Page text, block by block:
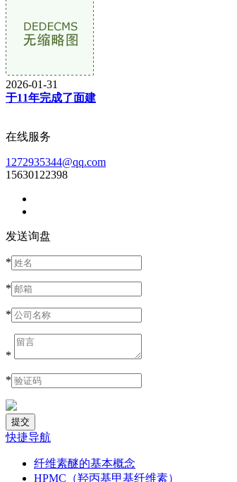
2026-01-31
于11年完成了面建
在线服务
1272935344@qq.com
15630122398
发送询盘
*
*
*
*
*
快捷导航
纤维素醚的基本概念
HPMC（羟丙基甲基纤维素）